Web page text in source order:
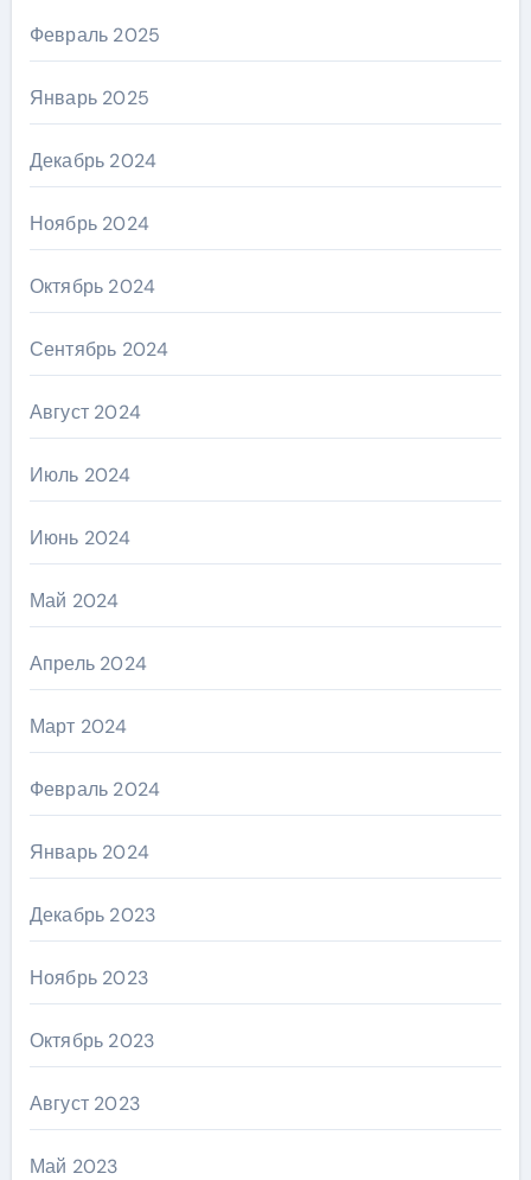
Февраль 2025
Январь 2025
Декабрь 2024
Ноябрь 2024
Октябрь 2024
Сентябрь 2024
Август 2024
Июль 2024
Июнь 2024
Май 2024
Апрель 2024
Март 2024
Февраль 2024
Январь 2024
Декабрь 2023
Ноябрь 2023
Октябрь 2023
Август 2023
Май 2023